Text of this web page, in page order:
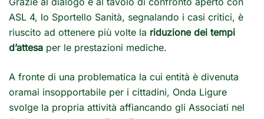
ASL 4, lo Sportello Sanità, segnalando i casi critici, è
riuscito ad ottenere più volte la riduzione dei tempi
d’attesa per le prestazioni mediche.
A fronte di una problematica la cui entità è divenuta
oramai insopportabile per i cittadini, Onda Ligure
svolge la propria attività affiancando gli Associati nel